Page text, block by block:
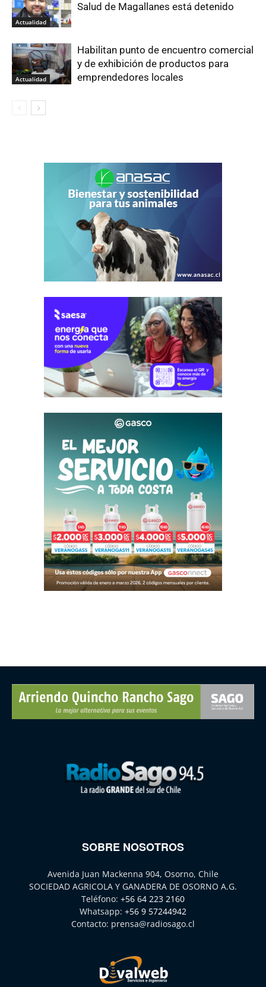
Actualidad
Salud de Magallanes está detenido
Actualidad
Habilitan punto de encuentro comercial
y de exhibición de productos para
emprendedores locales
SOBRE NOSOTROS
Avenida Juan Mackenna 904, Osorno, Chile
SOCIEDAD AGRICOLA Y GANADERA DE OSORNO A.G.
Teléfono: +56 64 223 2160
Whatsapp: +56 9 57244942
Contacto: prensa@radiosago.cl